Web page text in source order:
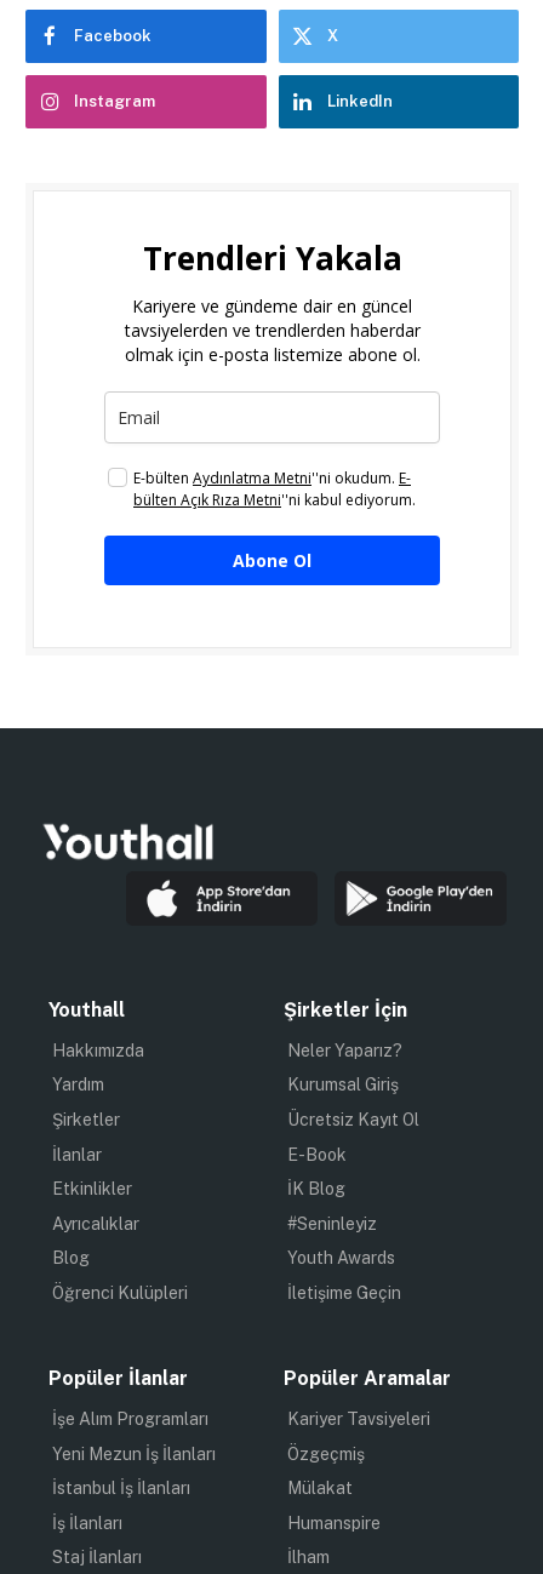
Facebook X
Instagram LinkedIn
Trendleri Yakala
Kariyere ve gündeme dair en güncel
tavsiyelerden ve trendlerden haberdar
olmak için e-posta listemize abone ol.
E-bülten Aydınlatma Metni''ni okudum. E-
bülten Açık Rıza Metni''ni kabul ediyorum.
Abone Ol
Youthall
Hakkımızda
Yardım
Şirketler
İlanlar
Etkinlikler
Ayrıcalıklar
Blog
Öğrenci Kulüpleri
Şirketler İçin
Neler Yaparız?
Kurumsal Giriş
Ücretsiz Kayıt Ol
E-Book
İK Blog
#Seninleyiz
Youth Awards
İletişime Geçin
Popüler İlanlar
İşe Alım Programları
Yeni Mezun İş İlanları
İstanbul İş İlanları
İş İlanları
Staj İlanları
Popüler Aramalar
Kariyer Tavsiyeleri
Özgeçmiş
Mülakat
Humanspire
İlham